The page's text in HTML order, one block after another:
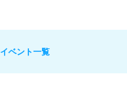
イベント一覧